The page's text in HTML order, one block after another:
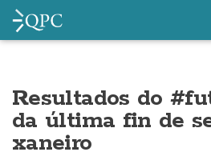
Resultados do
da última fin de
xaneiro